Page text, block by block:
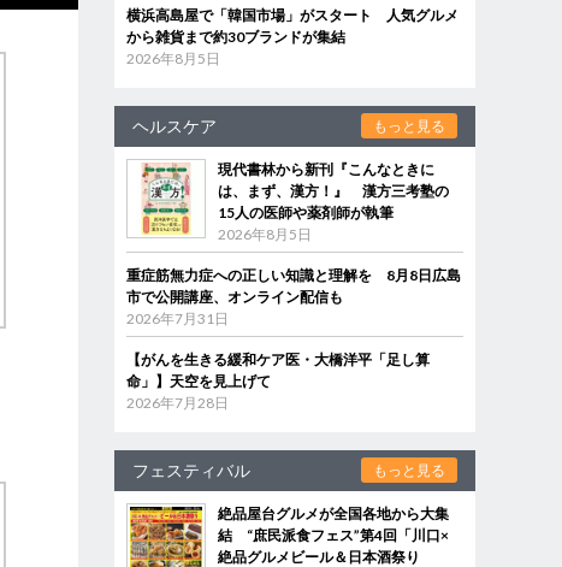
横浜高島屋で「韓国市場」がスタート 人気グルメ
から雑貨まで約30ブランドが集結
2026年8月5日
ヘルスケア もっと見る
現代書林から新刊『こんなときに
は、まず、漢方！』 漢方三考塾の
15人の医師や薬剤師が執筆
2026年8月5日
重症筋無力症への正しい知識と理解を 8月8日広島
市で公開講座、オンライン配信も
2026年7月31日
【がんを生きる緩和ケア医・大橋洋平「足し算
命」】天空を見上げて
2026年7月28日
フェスティバル もっと見る
絶品屋台グルメが全国各地から大集
結 “庶民派食フェス”第4回「川口×
絶品グルメビール＆日本酒祭り